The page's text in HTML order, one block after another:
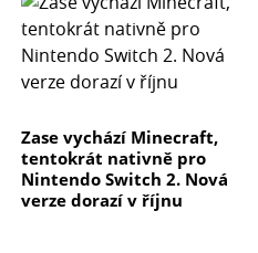
Zase vychází Minecraft,
tentokrát nativně pro
Nintendo Switch 2. Nová
verze dorazí v říjnu